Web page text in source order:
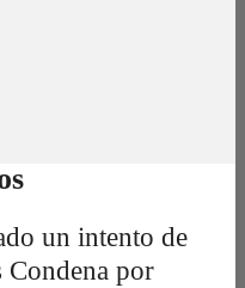
un intento de
Condena por